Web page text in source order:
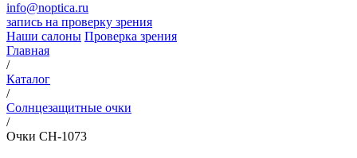
info@noptica.ru
запись на проверку зрения
Наши салоны Проверка зрения
Главная
/
Каталог
/
Солнцезащитные очки
/
Очки CH-1073